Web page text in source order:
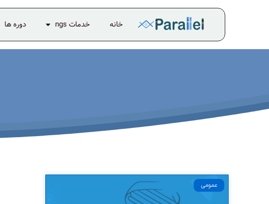
خانه خدمات ngs دوره ها
عمومی